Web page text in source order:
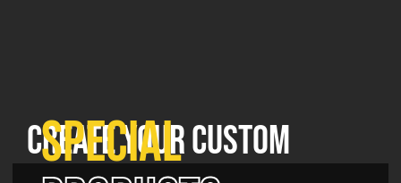
Special
Create your custom